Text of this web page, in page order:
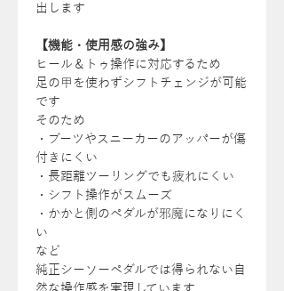
出します
【機能・使用感の強み】
ヒール＆トゥ操作に対応するため
足の甲を使わずシフトチェンジが可能
です
そのため
・ブーツやスニーカーのアッパーが傷
付きにくい
・長距離ツーリングでも疲れにくい
・シフト操作がスムーズ
・かかと側のペダルが邪魔になりにく
い
など
純正シーソーペダルでは得られない自